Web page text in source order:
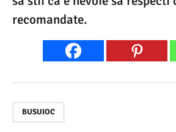
recomandate.
BUSUIOC